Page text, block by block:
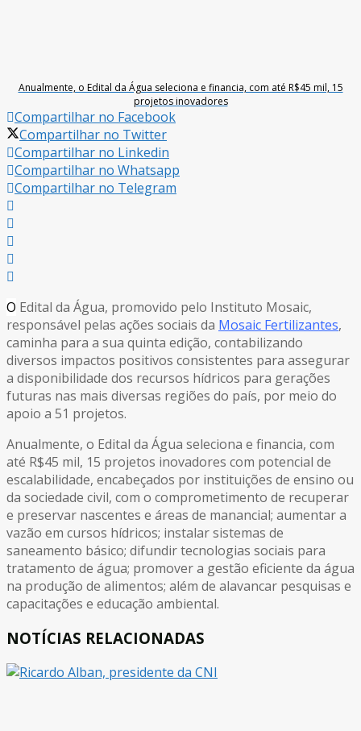
Anualmente, o Edital da Água seleciona e financia, com até R$45 mil, 15
projetos inovadores
Compartilhar no Facebook
Compartilhar no Twitter
Compartilhar no Linkedin
Compartilhar no Whatsapp
Compartilhar no Telegram
O Edital da Água, promovido pelo Instituto Mosaic,
responsável pelas ações sociais da Mosaic Fertilizantes,
caminha para a sua quinta edição, contabilizando
diversos impactos positivos consistentes para assegurar
a disponibilidade dos recursos hídricos para gerações
futuras nas mais diversas regiões do país, por meio do
apoio a 51 projetos.
Anualmente, o Edital da Água seleciona e financia, com
até R$45 mil, 15 projetos inovadores com potencial de
escalabilidade, encabeçados por instituições de ensino ou
da sociedade civil, com o comprometimento de recuperar
e preservar nascentes e áreas de manancial; aumentar a
vazão em cursos hídricos; instalar sistemas de
saneamento básico; difundir tecnologias sociais para
tratamento de água; promover a gestão eficiente da água
na produção de alimentos; além de alavancar pesquisas e
capacitações e educação ambiental.
NOTÍCIAS RELACIONADAS